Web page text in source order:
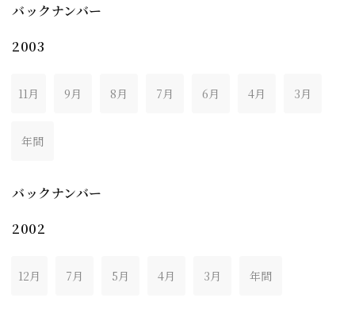
バックナンバー
2003
11月 9月 8月 7月 6月 4月 3月
年間
バックナンバー
2002
12月 7月 5月 4月 3月 年間